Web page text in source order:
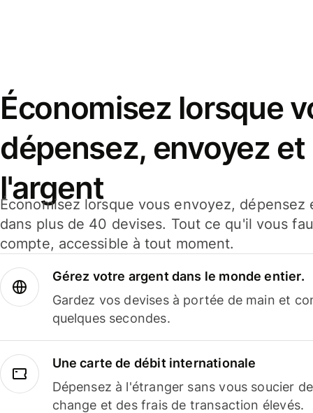
Économisez lorsque
dépensez, envoyez
l'argent
Économisez lorsque vous envoyez,
dans plus de 40 devises. Tout ce qu'il vous
compte, accessible à tout moment.
Gérez votre argent dans le monde entier.
Gardez vos devises à portée de main et
quelques secondes.
Une carte de débit internationale
Dépensez à l'étranger sans vous soucier
change et des frais de transaction élevés.